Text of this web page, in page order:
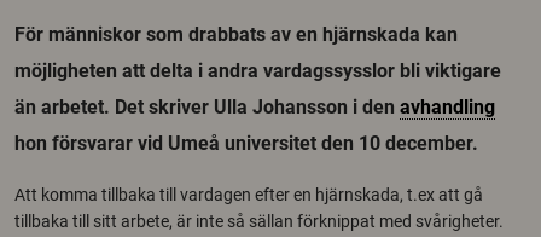
För människor som drabbats av en hjärnskada kan
möjligheten att delta i andra vardagssysslor bli viktigare
än arbetet. Det skriver Ulla Johansson i den avhandling
hon försvarar vid Umeå universitet den 10 december.
Att komma tillbaka till vardagen efter en hjärnskada, t.ex att gå
tillbaka till sitt arbete, är inte så sällan förknippat med svårigheter.